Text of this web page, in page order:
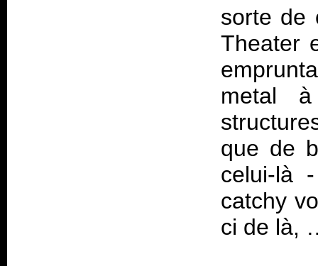
sorte de
Theater
metal
que de
celui-là
catchy
ci de là,